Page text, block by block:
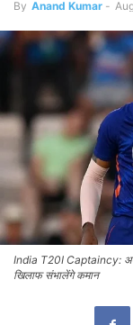
By Anand Kumar -
India T20I Captaincy: अब
खिलाफ संभालेंगे कमान